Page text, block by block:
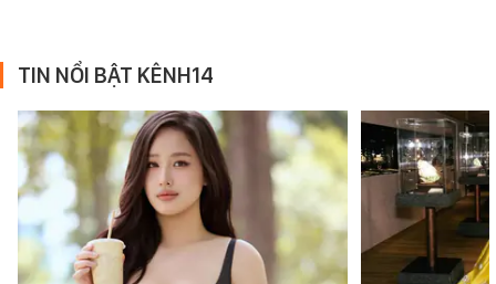
TIN NỔI BẬT KÊNH14